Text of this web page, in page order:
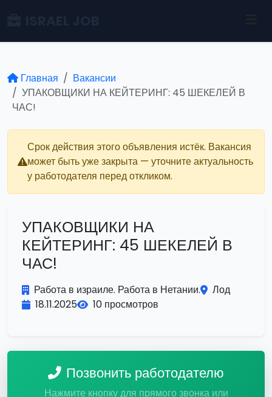
Главная
Вакансии
УПАКОВЩИКИ НА КЕЙТЕРИНГ: 45 ШЕКЕЛЕЙ В
ЧАС!
Срок действия этого объявления истёк. Вакансия
может быть уже закрыта — уточните актуальность
у работодателя перед откликом.
УПАКОВЩИКИ НА
КЕЙТЕРИНГ: 45 ШЕКЕЛЕЙ В
ЧАС!
Работа в израиле. Работа в Нетании.
Лод
18.11.2025
10 просмотров
Позвонить работодателю
Нажмите кнопку для прямого звонка или